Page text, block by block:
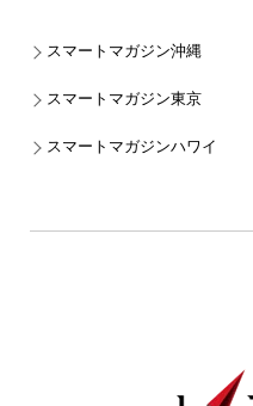
スマートマガジン沖縄
スマートマガジン東京
スマートマガジンハワイ